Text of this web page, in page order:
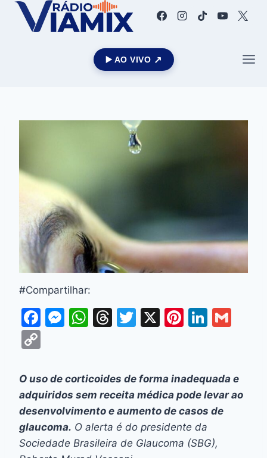
▶️ AO VIVO
#Compartilhar:
F
e
b
o
o
k
M
s
e
n
g
er
W
s
A
p
p
T
a
d
s
T
er
X
Pi
e
st
Li
e
dI
n
l
p
y
Li
n
O uso de corticoides de forma inadequada e
adquiridos sem receita médica pode levar ao
desenvolvimento e aumento de casos de
glaucoma. O alerta é do presidente da
Sociedade Brasileira de Glaucoma (SBG),